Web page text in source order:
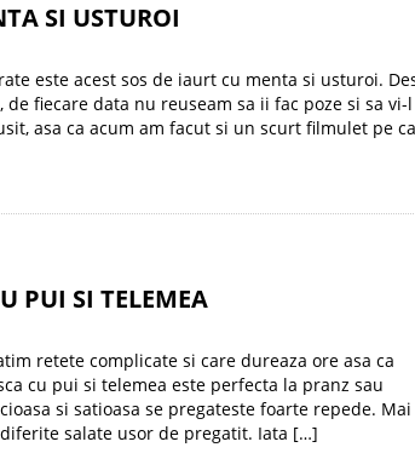
SI USTUROI
este acest sos de iaurt cu menta si usturoi.
fiecare data nu reuseam sa ii fac poze si sa vi-l
asa ca acum am facut si un scurt filmulet pe
PUI SI TELEMEA
retete complicate si care dureaza ore asa ca
cu pui si telemea este perfecta la pranz sau
si satioasa se pregateste foarte repede. Mai
salate usor de pregatit. Iata […]